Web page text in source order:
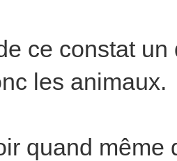
ce constat
les animaux.
quand